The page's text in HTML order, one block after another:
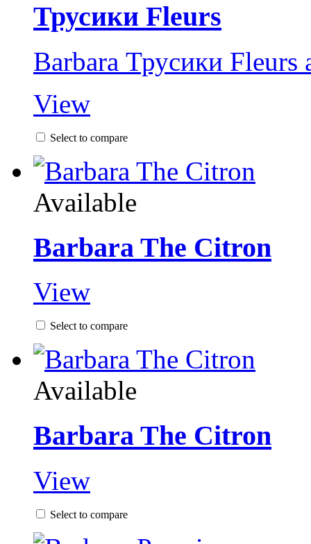
Трусики Fleurs
Barbara Трусики Fleurs
View
Select to compare
Available
Barbara The Citron
View
Select to compare
Available
Barbara The Citron
View
Select to compare